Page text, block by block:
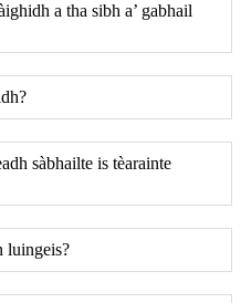
a tha sibh a’ gabhail
sàbhailte is tèarainte
luingeis?